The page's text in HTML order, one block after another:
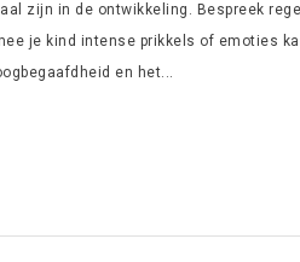
zijn in de ontwikkeling. Bespreek
je kind intense prikkels of emoties
en het...